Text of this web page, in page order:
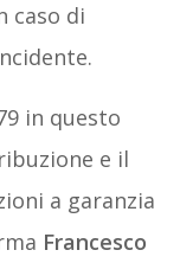
caso di
in questo
e il
a garanzia
Francesco